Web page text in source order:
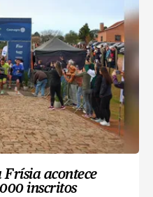
acontece
inscritos